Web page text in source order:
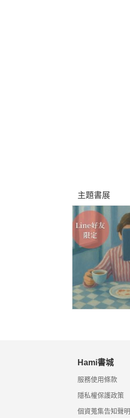
主題書展
Hami書城
服務使用條款
隱私權保護政策
個資蒐集告知聲明